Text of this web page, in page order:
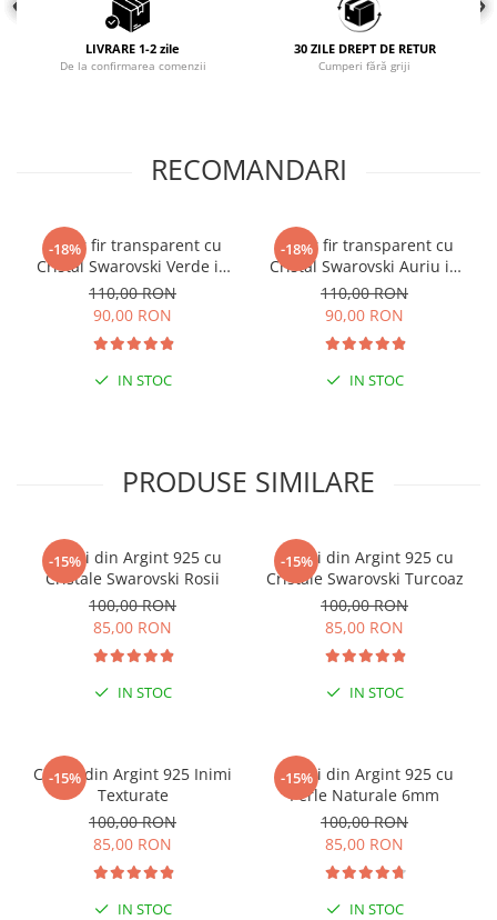
LIVRARE 1-2 zile
De la confirmarea comenzii
30 ZILE DREPT DE RETUR
Cumperi fără griji
RECOMANDARI
-18%
Colier fir transparent cu
Cristal Swarovski Verde in
Caseta din Argint 925
110,00 RON
90,00 RON
IN STOC
-18%
Colier fir transparent cu
Cristal Swarovski Auriu in
Caseta din Argint 925
110,00 RON
90,00 RON
IN STOC
PRODUSE SIMILARE
-15%
Cercei din Argint 925 cu
Cristale Swarovski Rosii
100,00 RON
85,00 RON
IN STOC
-15%
Cercei din Argint 925 cu
Cristale Swarovski Turcoaz
100,00 RON
85,00 RON
IN STOC
-15%
Cercei din Argint 925 Inimi
Texturate
100,00 RON
85,00 RON
IN STOC
-15%
Cercei din Argint 925 cu
Perle Naturale 6mm
100,00 RON
85,00 RON
IN STOC